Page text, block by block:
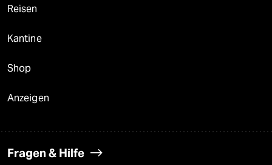
Reisen
Kantine
Shop
Anzeigen
Fragen & Hilfe